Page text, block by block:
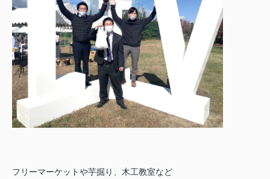
フリーマーケットや芋掘り、木工教室など